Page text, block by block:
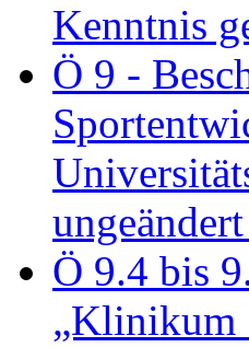
Kenntnis
Ö 9 -
Ö 9.4 bis
„Klinikum